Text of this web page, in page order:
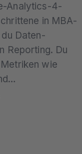
Analytics-4-
in MBA-
Daten-
Reporting. Du
wie